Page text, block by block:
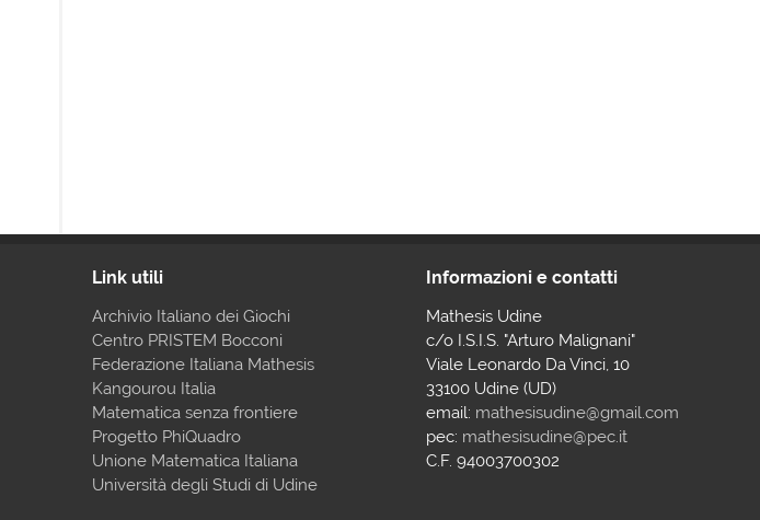
Link utili
Archivio Italiano dei Giochi
Centro PRISTEM Bocconi
Federazione Italiana Mathesis
Kangourou Italia
Matematica senza frontiere
Progetto PhiQuadro
Unione Matematica Italiana
Università degli Studi di Udine
Informazioni e contatti
Mathesis Udine
c/o I.S.I.S. "Arturo Malignani"
Viale Leonardo Da Vinci, 10
33100 Udine (UD)
email: mathesisudine@gmail.com
pec: mathesisudine@pec.it
C.F. 94003700302